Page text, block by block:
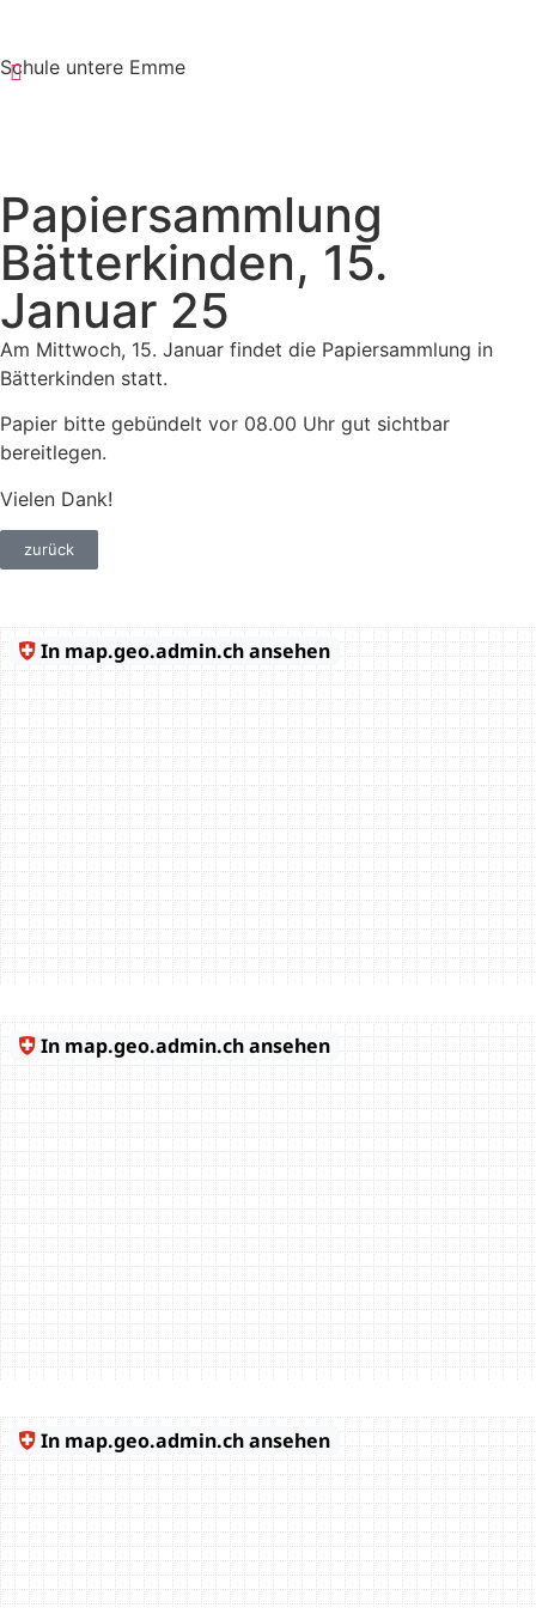
Schule untere Emme
Papiersammlung
Bätterkinden, 15.
Januar 25
Am Mittwoch, 15. Januar findet die Papiersammlung in
Bätterkinden statt.
Papier bitte gebündelt vor 08.00 Uhr gut sichtbar
bereitlegen.
Vielen Dank!
zurück